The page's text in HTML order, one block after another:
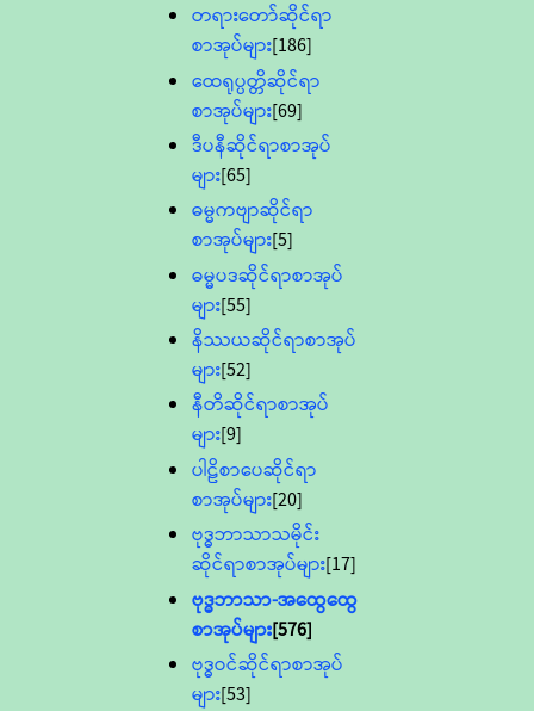
တရားတော်ဆိုင်ရာ
စာအုပ်များ[186]
ထေရုပ္ပတ္တိဆိုင်ရာ
စာအုပ်များ[69]
ဒီပနီဆိုင်ရာစာအုပ်
များ[65]
ဓမ္မကဗျာဆိုင်ရာ
စာအုပ်များ[5]
ဓမ္မပဒဆိုင်ရာစာအုပ်
များ[55]
နိဿယဆိုင်ရာစာအုပ်
များ[52]
နီတိဆိုင်ရာစာအုပ်
များ[9]
ပါဠိစာပေဆိုင်ရာ
စာအုပ်များ[20]
ဗုဒ္ဓဘာသာသမိုင်း
ဆိုင်ရာစာအုပ်များ[17]
ဗုဒ္ဓဘာသာ-အထွေထွေ
စာအုပ်များ[576]
ဗုဒ္ဓဝင်ဆိုင်ရာစာအုပ်
များ[53]